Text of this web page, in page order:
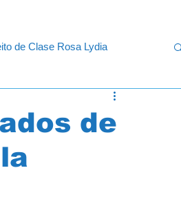
de Clase Rosa Lydia
de